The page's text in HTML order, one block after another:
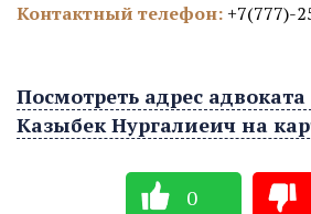
Контактный телефон: +7(777)-
Посмотреть адрес
Казыбек Нургалиеич на
0